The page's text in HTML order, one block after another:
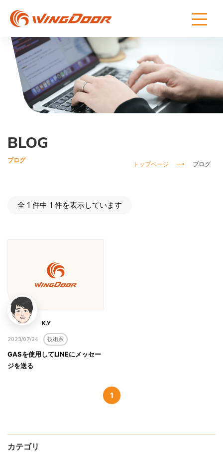
BLOG
ブログ トップページ ブログ
全 1 件中 1 件を表示しています
K.Y
2023/07/24 技術系
GASを使用してLINEにメッセー
ジを送る
1
カテゴリ